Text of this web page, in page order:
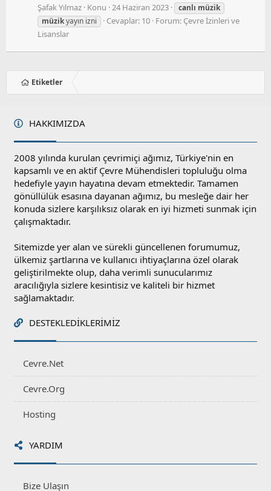
Şafak Yılmaz Konu 24 Haziran 2023 canlı müzik
müzikyayın izni Cevaplar: 10 Forum: Çevre İzinleri ve
Lisanslar
Etiketler
HAKKIMIZDA
2008 yılında kurulan çevrimiçi ağımız, Türkiye'nin en
kapsamlı ve en aktif Çevre Mühendisleri topluluğu olma
hedefiyle yayın hayatına devam etmektedir. Tamamen
gönüllülük esasına dayanan ağımız, bu mesleğe dair her
konuda sizlere karşılıksız olarak en iyi hizmeti sunmak için
çalışmaktadır.
Sitemizde yer alan ve sürekli güncellenen forumumuz,
ülkemiz şartlarına ve kullanıcı ihtiyaçlarına özel olarak
geliştirilmekte olup, daha verimli sunucularımız
aracılığıyla sizlere kesintisiz ve kaliteli bir hizmet
sağlamaktadır.
DESTEKLEDIKLERIMIZ
Cevre.Net
Cevre.Org
Hosting
YARDIM
Bize Ulaşın